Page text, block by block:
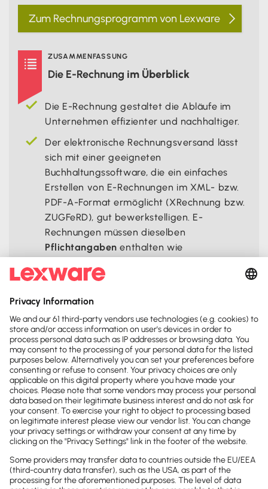
Zum Rechnungsprogramm von Lexware
 ZUSAMMENFASSUNG
Die E-Rechnung im Überblick
Die E-Rechnung gestaltet die Abläufe im
Unternehmen effizienter und nachhaltiger.
Der elektronische Rechnungsversand lässt
sich mit einer geeigneten
Buchhaltungssoftware, die ein einfaches
Erstellen von E-Rechnungen im XML- bzw.
PDF-A-Format ermöglicht (XRechnung bzw.
ZUGFeRD), gut bewerkstelligen. E-
Rechnungen müssen dieselben
Pflichtangaben enthalten wie
Die gesetzlichen Grundlagen für den
Umgang mit elektronischen Rechnungen
findest du im
Umsatzsteuergesetz
(UStG), in
derGoBDund in derE-
Rechnungsverordnung.
Die Standards und Anforderungen für die
elektronische Rechnungsstellung im
öffentlichen Auftragswesen legt die
europäischeRichtlinie 2014/55/EUfest.